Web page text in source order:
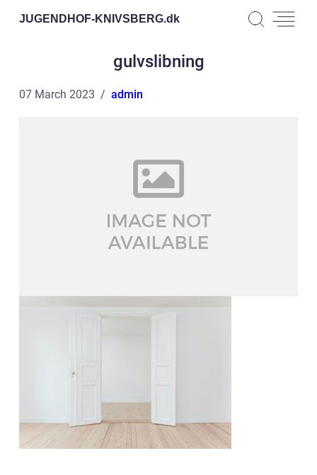
JUGENDHOF-KNIVSBERG.dk
gulvslibning
07 March 2023 admin